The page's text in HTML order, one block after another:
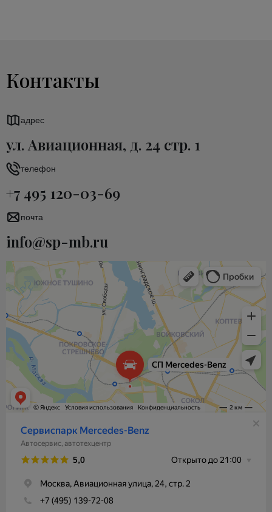
Контакты
адрес
ул. Авиационная, д. 24 стр. 1
телефон
+7 495 120-03-69
почта
info@sp-mb.ru